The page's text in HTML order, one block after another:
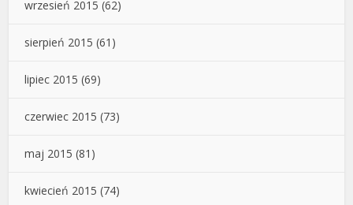
wrzesień 2015 (62)
sierpień 2015 (61)
lipiec 2015 (69)
czerwiec 2015 (73)
maj 2015 (81)
kwiecień 2015 (74)